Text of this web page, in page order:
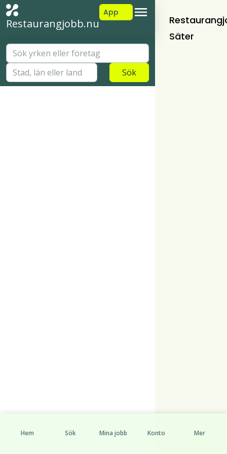
Restaurangjobb.nu
App
Sök
Säter
Hem Sök Mina jobb Konto Mer